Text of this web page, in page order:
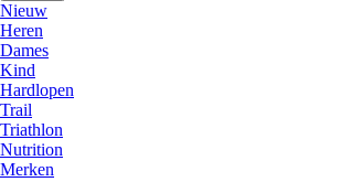
Nieuw
Heren
Dames
Kind
Hardlopen
Trail
Triathlon
Nutrition
Merken